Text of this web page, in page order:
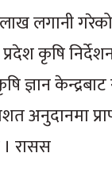
लगानी
कृषि
ज्ञान केन्द्रबाट
अनुदानमा
रासस